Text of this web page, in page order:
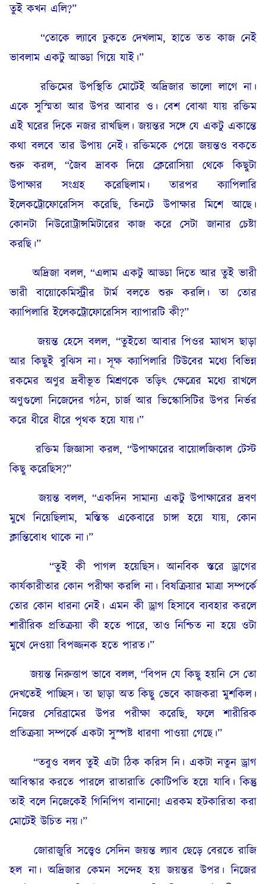
তুই কখন এলি?”
“তোকে ল্যাবে ঢুকতে দেখলাম, হাতে তত কাজ নেই
ভাবলাম একটু আড্ডা গিয়ে যাই।”
রক্তিমের উপস্থিতি মোটেই অদ্রিজার ভালো লাগে না।
একে সুস্মিতা আর উপর আবার ও। বেশ বোঝা যায় রক্তিম
এই ঘরের দিকে নজর রাখছিল। জয়ন্তর সঙ্গে যে একটু একান্তে
কথা বলবে তার উপায় নেই। রক্তিমকে পেয়ে জয়ন্তও বকতে
শুরু করল, “জৈব দ্রাবক দিয়ে ক্লেরোসিয়া থেকে কিছুটা
উপাক্ষার সংগ্রহ করেছিলাম। তারপর ক্যাপিলারি
ইলেকট্রোফোরেসিস করেছি, তিনটে উপাক্ষার মিশে আছে।
কোনটা নিউরোট্রান্সমিটারের কাজ করে সেটা জানার চেষ্টা
করছি।”
অদ্রিজা বলল, “এলাম একটু আড্ডা দিতে আর তুই ভারী
ভারী বায়োকেমিস্ট্রীর টার্ম বলতে শুরু করলি। তা তোর
ক্যাপিলারি ইলেকট্রোফোরেসিস ব্যাপারটি কী?”
জয়ন্ত হেসে বলল, “তুইতো আবার পিওর ম্যাথস ছাড়া
আর কিছুই বুঝিস না। সূক্ষ ক্যাপিলারি টিউবের মধ্যে বিভিন্ন
রকমের অণুর দ্রবীভূত মিশ্রণকে তড়িৎ ক্ষেত্রের মধ্যে রাখলে
অণুগুলো নিজেদের গঠন, চার্জ আর ভিস্কোসিটির উপর নির্ভর
করে ধীরে ধীরে পৃথক হয়ে যায়।”
রক্তিম জিজ্ঞাসা করল, “উপাক্ষারের বায়োলজিকাল টেস্ট
কিছু করেছিস?”
জয়ন্ত বলল, “একদিন সামান্য একটু উপাক্ষারের দ্রবণ
মুখে নিয়েছিলাম, মস্তিস্ক একেবারে চাঙ্গা হয়ে যায়, কোন
ক্লান্তিবোধ থাকে না।”
“তুই কী পাগল হয়েছিস। আনবিক স্তরে ড্রাগের
কার্যকারীতার কোন পরীক্ষা করলি না। বিষক্রিয়ার মাত্রা সম্পর্কে
তোর কোন ধারনা নেই। এমন কী ড্রাগ হিসাবে ব্যবহার করলে
শারীরিক প্রতিক্রয়া কী হতে পারে, তাও নিশ্চিত না হয়ে ওটা
মুখে দেওয়া বিপজ্জনক হতে পারত।”
জয়ন্ত নিরুত্তাপ ভাবে বলল, “বিপদ যে কিছু হয়নি সে তো
দেখতেই পাচ্ছিস। তা ছাড়া অত কিছু ভেবে কাজকরা মুশকিল।
নিজের সেরিব্রামের উপর পরীক্ষা করেছি, ফলে শারীরিক
প্রতিক্রয়া সম্পর্কে একটা সুস্পষ্ট ধারণা পাওয়া গেছে।”
“তবুও বলব তুই এটা ঠিক করিস নি। একটা নতুন ড্রাগ
আবিস্কার করতে পারলে রাতারাতি কোটিপতি হয়ে যাবি। কিন্তু
তাই বলে নিজেকেই গিনিপিগ বানানো! এরকম হটকারিতা করা
মোটেই উচিত নয়।”
জোরাজুরি সত্ত্বেও সেদিন জয়ন্ত ল্যাব ছেড়ে বেরতে রাজি
হল না। অদ্রিজার কেমন সন্দেহ হয় জয়ন্তর উপর। নিজের